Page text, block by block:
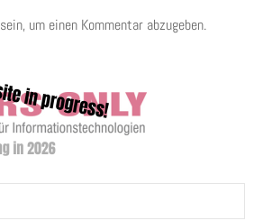
sein, um einen Kommentar abzugeben.